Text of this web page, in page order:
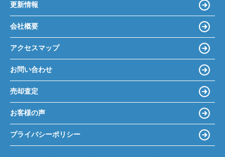
更新情報
会社概要
アクセスマップ
お問い合わせ
売却査定
お客様の声
プライバシーポリシー